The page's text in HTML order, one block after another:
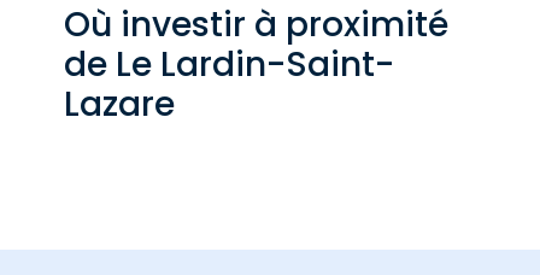
Où investir à proximité
de Le Lardin-Saint-
Lazare